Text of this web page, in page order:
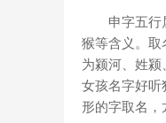
申字五行属
猴等含义。取
为颍河、姓
女孩名字好听
形的字取名，